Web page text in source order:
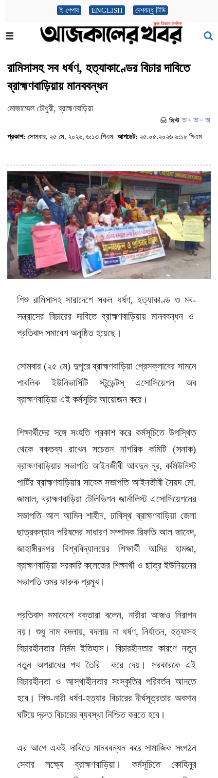
ই-পেপার ENGLISH দেশবন্ধু টিভি
রামিসাসহ সব ধর্ষণ, হত্যাকাণ্ডের বিচার দাবিতে
ব্রাহ্মণবাড়িয়ায় মানববন্ধন
মোজাম্মেল চৌধুরী, ব্রাহ্মণবাড়িয়া
প্রকাশ: সোমবার, ২৫ মে, ২০২৬, ৬:১৩ পিএম আপডেট: ২৫.০৫.২০২৬ ৬:১৮ পিএম
শিশু রামিসাসহ সারাদেশে সকল ধর্ষণ, হত্যাকাণ্ড ও মব-
সন্ত্রাসের বিচারের দাবিতে ব্রাহ্মণবাড়িয়ায় মানববন্ধন ও
প্রতিবাদ সমাবেশ অনুষ্ঠিত হয়েছে।
সোমবার (২৫ মে) দুপুরে ব্রাহ্মণবাড়িয়া প্রেসক্লাবের সামনে
পাবলিক ইউনিভার্সিটি স্টুডেন্টস্ এসোসিয়েশন অব
ব্রাহ্মণবাড়িয়া এই কর্মসূচির আয়োজন করে।
শিক্ষার্থীদের সঙ্গে সংহতি প্রকাশ করে কর্মসূচিতে উপস্থিত
থেকে বক্তব্য রাখেন সচেতন নাগরিক কমিটি (সনাক)
ব্রাহ্মণবাড়িয়ার সভাপতি আইনজীবী আবদুন নূর, কমিউনিস্ট
পার্টির ব্রাহ্মণবাড়িয়ার সাবেক সভাপতি আইনজীবী সৈয়দ মো.
জামাল, ব্রাহ্মণবাড়িয়া টেলিভিশন জার্নালিস্ট এসোসিয়েশনের
সভাপতি আল আমিন শাহীন, ঢাবিস্থ ব্রাহ্মণবাড়িয়া জেলা
ছাত্রকল্যান পরিষদের সাধারণ সম্পাদক রিফতি আল জাবেদ,
জাহাঙ্গীরনগর বিশ্ববিদ্যালয়ের শিক্ষার্থী আমির হামজা,
ব্রাহ্মণবাড়িয়া সরকারি কলেজের শিক্ষার্থী ও ছাত্র ইউনিয়নের
সভাপতি ওমর ফারুক প্রমুখ।
প্রতিবাদ সমাবেশে বক্তারা বলেন, নারীরা আজও নিরাপদ
নয়। শুধু নাম বদলায়, বদলায় না ধর্ষণ, নির্যাতন, হত্যাসহ
বিচারহীনতার নির্মম ইতিহাস। বিচারহীনতার কারণে নতুন
নতুন অপরাধের পথ তৈরি করে দেয়। সরকারকে এই
বিচারহীনতা ও আস্থাহীনতার সংস্কৃতির পরিবর্তন আনতে
হবে। শিশু-নারী ধর্ষণ-হত্যার বিচারের দীর্ঘসূত্রতার অবসান
ঘটিয়ে দ্রুত বিচারের ব্যবস্থা নিশ্চিত করতে হবে।
এর আগে একই দাবিতে মানববন্ধন করে সামাজিক সংগঠন
সেবার লক্ষ্যে ব্রাহ্মণবাড়িয়া। কর্মসূচিতে কোহিনুর